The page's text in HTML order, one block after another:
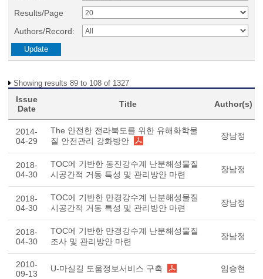
Results/Page
Authors/Record:
Showing results 89 to 108 of 1327
Issue
Date
Title Author(s)
2014-
04-29
The 안전한 전라북도를 위한 유해화학물
질 안전관리 강화방안
장남정
2018-
04-30
TOC에 기반한 동진강수계 난분해성물질
시공간적 거동 특성 및 관리방안 마련
장남정
2018-
04-30
TOC에 기반한 만경강수계 난분해성물질
시공간적 거동 특성 및 관리방안 마련
장남정
2018-
04-30
TOC에 기반한 만경강수계 난분해성물질
조사 및 관리방안 마련
장남정
2010-
09-13
U-마실길 도움정보서비스 구축 임승현